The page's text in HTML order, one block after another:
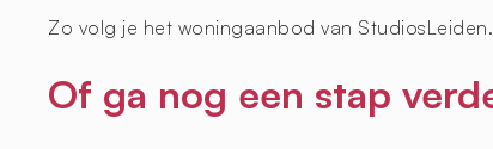
Zo volg je het woningaanbod van
Of ga nog een stap